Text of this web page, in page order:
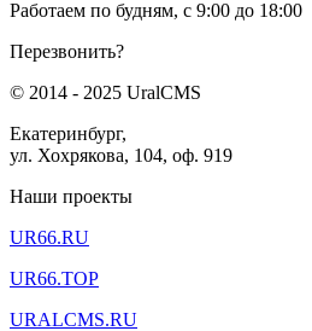
Работаем по будням, с 9:00 до 18:00
Перезвонить?
© 2014 - 2025 UralCMS
Екатеринбург,
ул. Хохрякова, 104, оф. 919
Наши проекты
UR66.RU
UR66.TOP
URALCMS.RU